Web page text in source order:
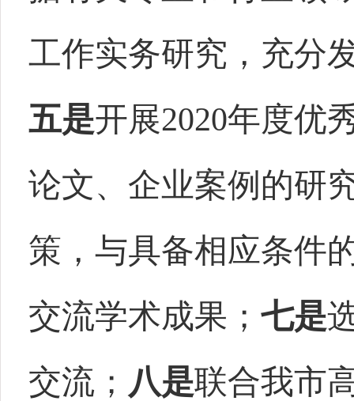
工作实务研究，充分
五是开展2020年度优
论文、企业案例的研
策，与具备相应条件
交流学术成果； 七是
交流； 八是联合我市